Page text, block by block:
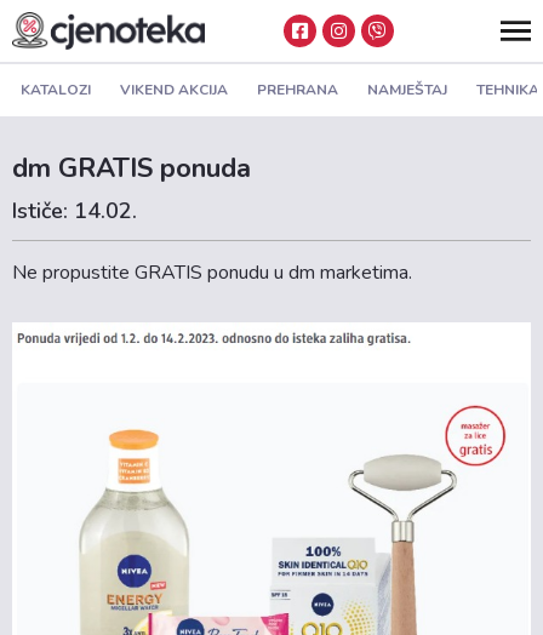
KATALOZI VIKEND AKCIJA PREHRANA NAMJEŠTAJ TEHNIKA
dm GRATIS ponuda
Ističe: 14.02.
Ne propustite GRATIS ponudu u dm marketima.